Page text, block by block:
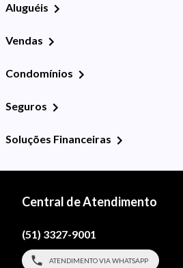
Aluguéis
Vendas
Condomínios
Seguros
Soluções Financeiras
Central de Atendimento
(51) 3327-9001
ATENDIMENTO VIA WHATSAPP